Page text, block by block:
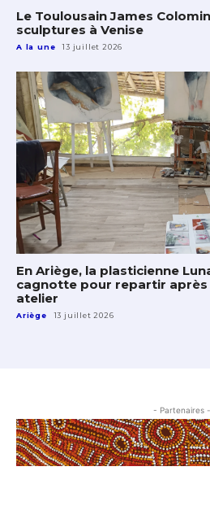
Le Toulousain James
sculptures à Venise
A la une 13 juillet 2026
En Ariège, la plasticienne
cagnotte pour repartir après
atelier
Ariège 13 juillet 2026
- Partenaires -